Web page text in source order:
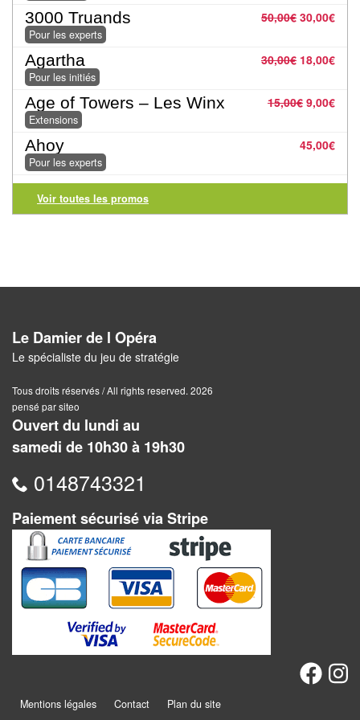
abstraits
Extensions
Casse-
têtes
Accessoires
Backgammon
Dominos
de
Dames
Coffrets
jeux
–
traditionnelles
Jeu
de
Dés
Maquettes
50,00€ 30,00€
3000 Truands
Pour les experts
30,00€ 18,00€
Agartha
Pour les initiés
15,00€ 9,00€
Age of Towers – Les Winx
Extensions
45,00€
Ahoy
Pour les experts
Voir toutes les promos
Le Damier de l Opéra
Le spécialiste du jeu de stratégie
Tous droits réservés / All rights reserved. 2026
pensé par siteo
Ouvert du lundi au
samedi de 10h30 à 19h30
0148743321
Paiement sécurisé via Stripe
Mentions légales Contact Plan du site